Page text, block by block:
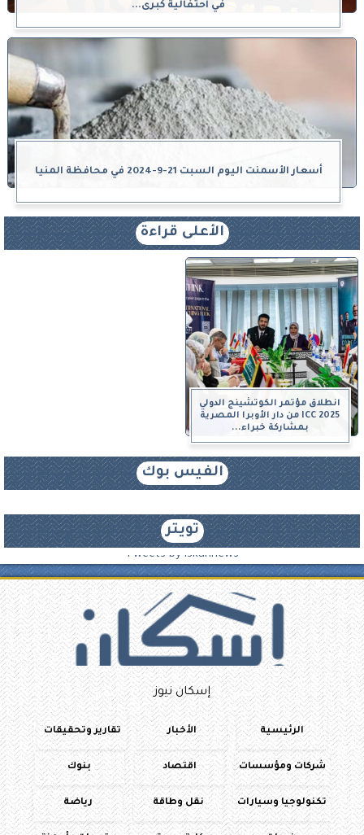
في احتفالية كبرى...
أسعار الأسمنت اليوم السبت 21-9-2024 في محافظة المنيا
الأعلى قراءة
انطلاق مؤتمر الكوتشينج الدولي
ICC 2025 من دار الأوبرا المصرية
بمشاركة خبراء...
الفيس بوك
تويتر
Tweets by iskannews
إسكان نيوز
الرئيسية الأخبار تقارير وتحقيقات
شركات ومؤسسات اقتصاد بنوك
تكنولوجيا وسيارات نقل وطاقة رياضة